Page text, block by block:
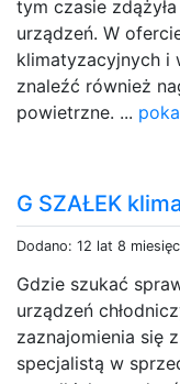
tym czasie
urządzeń. W
klimatyzacyjnych i
znaleźć również
powietrzne. ...
G SZAŁEK
Dodano: 12 lat 8
Gdzie szukać
urządzeń
zaznajomienia się
specjalistą w